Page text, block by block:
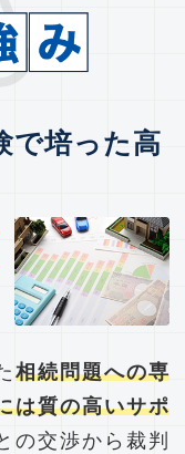
で培った高
相続問題への専
は質の高いサポ
の交渉から裁判